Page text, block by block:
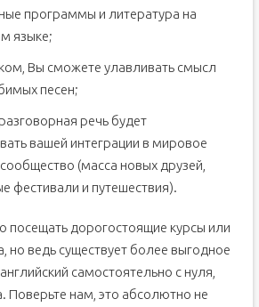
программы и литература на
языке;
Вы сможете улавливать смысл
песен;
речь будет
вашей интеграции в мировое
(масса новых друзей,
фестивали и путешествия).
посещать дорогостоящие курсы или
но ведь существует более выгодное
самостоятельно с нуля,
Поверьте нам, это абсолютно не